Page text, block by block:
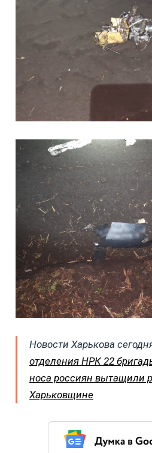
Новости Харькова
отделения НРК 22
носа россиян вытащили
Харьковщине